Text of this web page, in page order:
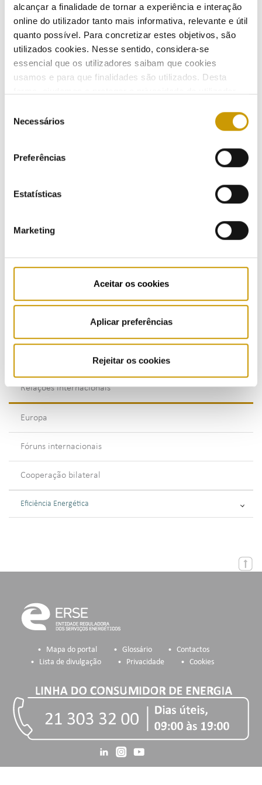
alcançar a finalidade de tornar a experiência e interação
online do utilizador tanto mais informativa, relevante e útil
quanto possível. Para concretizar estes objetivos, são
utilizados cookies. Nesse sentido, considera-se
essencial que os utilizadores saibam que cookies
usamos e para que finalidades são utilizados. Desta
simples possível de usar. Para obter mais informações
sobre como são tratados os seus dados pessoais,
Necessários
Preferências
Estatísticas
Marketing
Aceitar os cookies
Aplicar preferências
Rejeitar os cookies
ATIVIDADE
Regulamentação
Regulamentos - combustíveis e GPL
Sancionatória
Relações internacionais
Europa
Fóruns internacionais
Cooperação bilateral
Eficiência Energética
Mapa do portal Glossário
Contactos
Lista de divulgação
Privacidade Cookies